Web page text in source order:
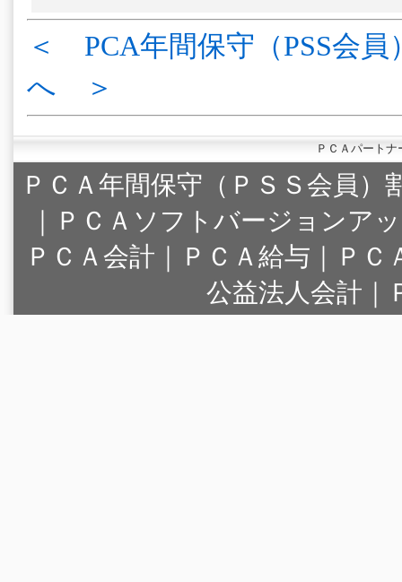
＜ PCA年間保守（PSS会員
へ ＞
ＰＣＡパート
ＰＣＡ年間保守（ＰＳＳ会員）
｜
ＰＣＡソフトバージョンア
ＰＣＡ会計｜ＰＣＡ給与｜Ｐ
公益法人会計｜